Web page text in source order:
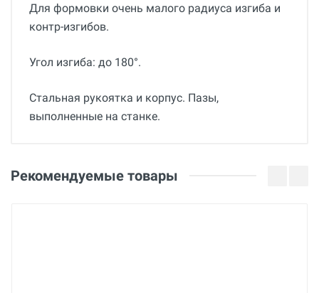
Для формовки очень малого радиуса изгиба и
контр-изгибов.
Угол изгиба: до 180°.
Стальная рукоятка и корпус. Пазы,
выполненные на станке.
36 месяцев
Максим В.
Рекомендуемые товары